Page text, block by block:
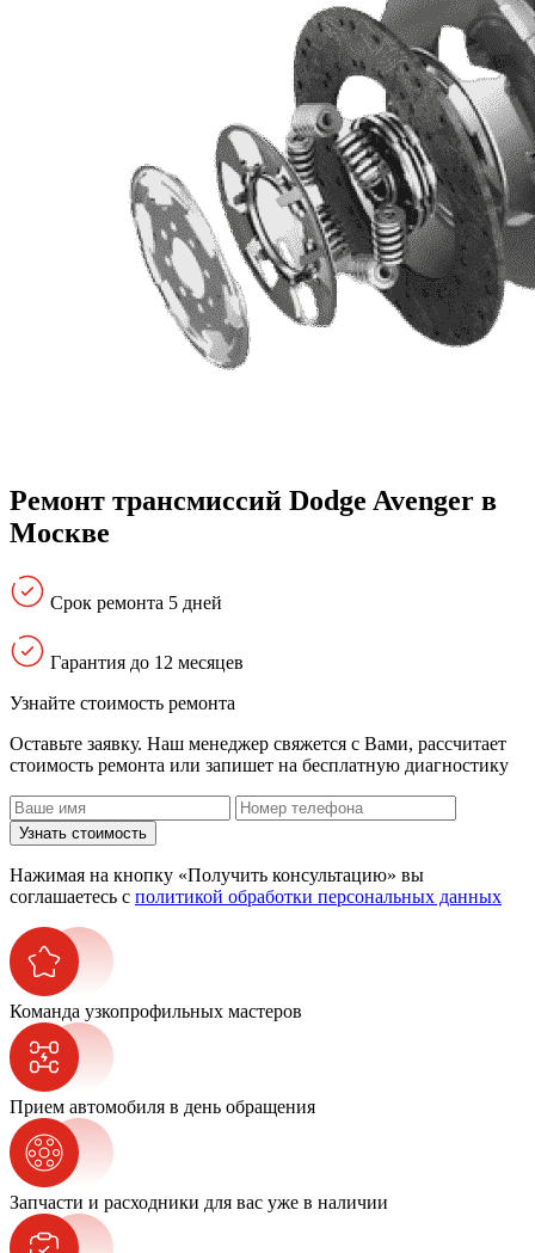
Ремонт трансмиссий Dodge Avenger в
Москве
Срок ремонта 5 дней
Гарантия до 12 месяцев
Узнайте стоимость ремонта
Оставьте заявку. Наш менеджер свяжется с Вами, расcчитает
стоимость ремонта или запишет на бесплатную диагностику
Узнать стоимость
Нажимая на кнопку «Получить консультацию» вы
соглашаетесь с политикой обработки персональных данных
Команда узкопрофильных мастеров
Прием автомобиля в день обращения
Запчасти и расходники для вас уже в наличии